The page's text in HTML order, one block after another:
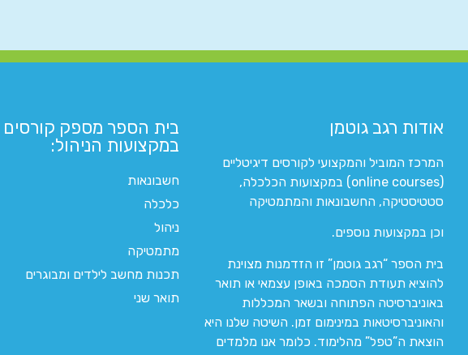
אודות רגב גוטמן
המרכז המוביל והמקצועי לקורסים דיגיטליים
(online courses) במקצועות הכלכלה,
סטטיסטיקה, החשבונאות והמתמטיקה
וכן במקצועות נוספים.
בית הספר “רגב גוטמן” זו הזדמנות מצוינת
להוציא תעודת הסמכה באופן עצמאי או תואר
באוניברסיטה הפתוחה ובשאר המכללות
והאוניברסיטאות במינימום זמן. השיטה שלנו היא
הוצאת ה”טפל” מהלימוד. כלומר אנו מלמדים
בית הספר מספק קורסים
במקצועות הניהול:
חשבונאות
כלכלה
ניהול
מתמטיקה
תכנות מחשב לילדים ומבוגרים
תואר שני